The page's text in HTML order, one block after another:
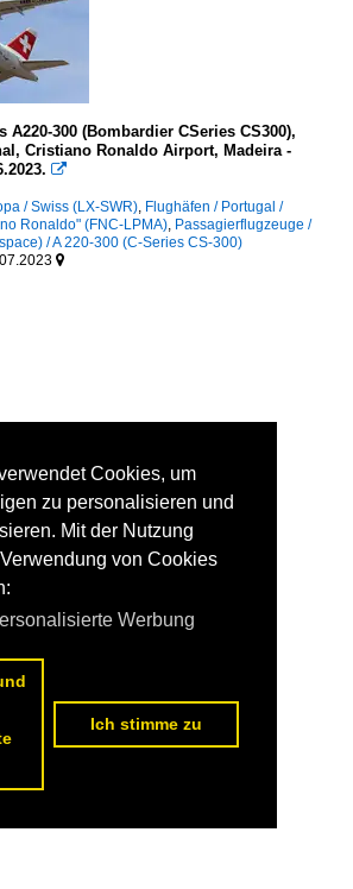
A220-300 (Bombardier CSeries CS300),
Cristiano Ronaldo Airport, Madeira -

/ Swiss (LX-SWR) Flughäfen / Portugal /
Ronaldo" (FNC-LPMA) Passagierflugzeuge /
/ A 220-300 (C-Series CS-300)

Cookies, um
zu personalisieren und
Mit der Nutzung
von Cookies
Werbung
Ich stimme zu